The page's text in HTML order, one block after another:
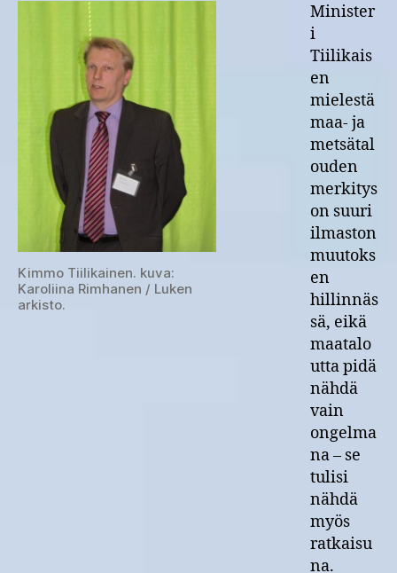
mahdollisuuksia
ilmastonmuutoksen
hillintään
Kimmo Tiilikainen. kuva:
Karoliina Rimhanen / Luken
arkisto.
Minister
i
Tiilikais
en
mielestä
maa- ja
metsätal
ouden
merkitys
on suuri
ilmaston
muutoks
en
hillinnäs
sä, eikä
maatalo
utta pidä
nähdä
vain
ongelma
na – se
tulisi
nähdä
myös
ratkaisu
na.